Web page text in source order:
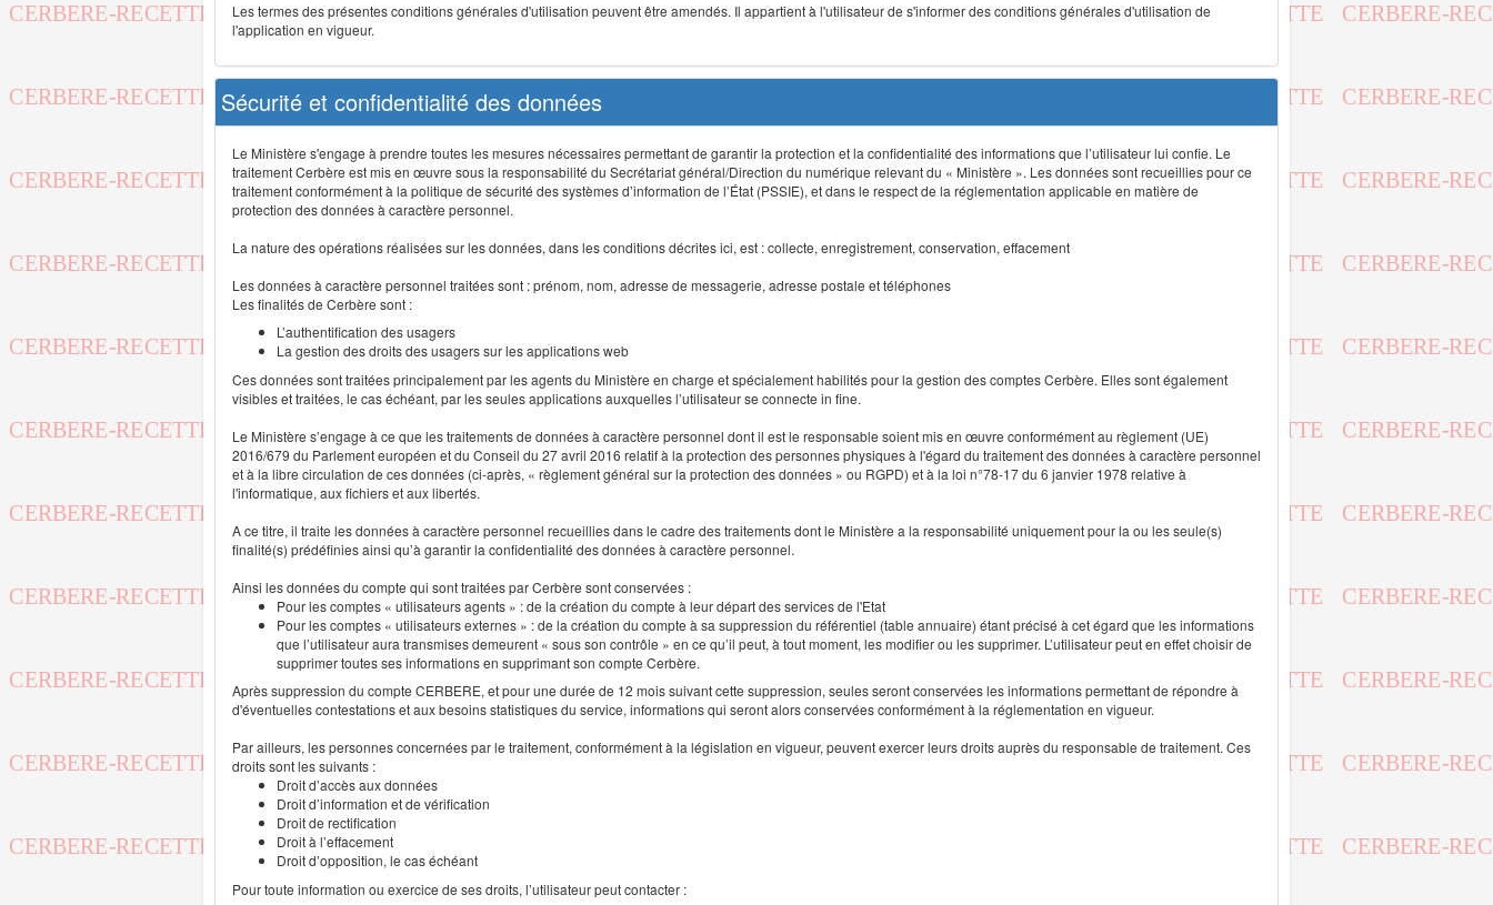
Les termes des présentes conditions générales d'utilisation peuvent être amendés. Il appartient à l'utilisateur de s'informer des conditions générales d'utilisation de
l'application en vigueur.
Sécurité et confidentialité des données
Le Ministère s'engage à prendre toutes les mesures nécessaires permettant de garantir la protection et la confidentialité des informations que l’utilisateur lui confie. Le
traitement Cerbère est mis en œuvre sous la responsabilité du Secrétariat général/Direction du numérique relevant du « Ministère ». Les données sont recueillies pour ce
traitement conformément à la politique de sécurité des systèmes d’information de l’État (PSSIE), et dans le respect de la réglementation applicable en matière de
protection des données à caractère personnel.
La nature des opérations réalisées sur les données, dans les conditions décrites ici, est : collecte, enregistrement, conservation, effacement
Les données à caractère personnel traitées sont : prénom, nom, adresse de messagerie, adresse postale et téléphones
Les finalités de Cerbère sont :
L’authentification des usagers
La gestion des droits des usagers sur les applications web
Ces données sont traitées principalement par les agents du Ministère en charge et spécialement habilités pour la gestion des comptes Cerbère. Elles sont également
visibles et traitées, le cas échéant, par les seules applications auxquelles l’utilisateur se connecte in fine.
Le Ministère s’engage à ce que les traitements de données à caractère personnel dont il est le responsable soient mis en œuvre conformément au règlement (UE)
2016/679 du Parlement européen et du Conseil du 27 avril 2016 relatif à la protection des personnes physiques à l'égard du traitement des données à caractère personnel
et à la libre circulation de ces données (ci-après, « règlement général sur la protection des données » ou RGPD) et à la loi n°78-17 du 6 janvier 1978 relative à
l'informatique, aux fichiers et aux libertés.
A ce titre, il traite les données à caractère personnel recueillies dans le cadre des traitements dont le Ministère a la responsabilité uniquement pour la ou les seule(s)
finalité(s) prédéfinies ainsi qu’à garantir la confidentialité des données à caractère personnel.
Ainsi les données du compte qui sont traitées par Cerbère sont conservées :
Pour les comptes « utilisateurs agents » : de la création du compte à leur départ des services de l'Etat
Pour les comptes « utilisateurs externes » : de la création du compte à sa suppression du référentiel (table annuaire) étant précisé à cet égard que les informations
que l’utilisateur aura transmises demeurent « sous son contrôle » en ce qu’il peut, à tout moment, les modifier ou les supprimer. L’utilisateur peut en effet choisir de
supprimer toutes ses informations en supprimant son compte Cerbère.
Après suppression du compte CERBERE, et pour une durée de 12 mois suivant cette suppression, seules seront conservées les informations permettant de répondre à
d'éventuelles contestations et aux besoins statistiques du service, informations qui seront alors conservées conformément à la réglementation en vigueur.
Par ailleurs, les personnes concernées par le traitement, conformément à la législation en vigueur, peuvent exercer leurs droits auprès du responsable de traitement. Ces
droits sont les suivants :
Droit d’accès aux données
Droit d’information et de vérification
Droit de rectification
Droit à l’effacement
Droit d’opposition, le cas échéant
Pour toute information ou exercice de ses droits, l’utilisateur peut contacter :